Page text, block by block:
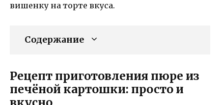
вишенку на торте вкуса.
Содержание
Рецепт приготовления пюре из
печёной картошки: просто и